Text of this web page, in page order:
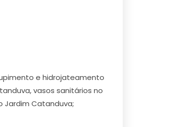
e hidrojateamento
vasos sanitários no
Jardim Catanduva;